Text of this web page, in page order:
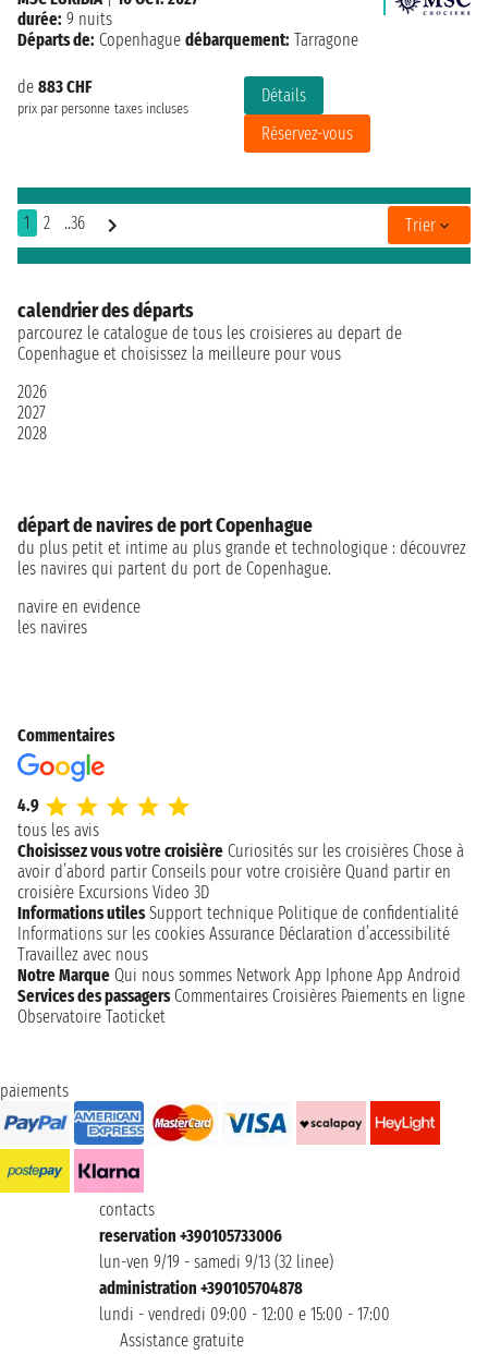
de 883 CHF
prix par personne taxes incluses
Détails
Réservez-vous
durée: 9 nuits
Départs de: Copenhague débarquement: Tarragone
1 2 ..36 Trier
calendrier des départs
parcourez le catalogue de tous les croisieres au depart de
Copenhague et choisissez la meilleure pour vous
2026
2027
2028
départ de navires de port Copenhague
du plus petit et intime au plus grande et technologique : découvrez
les navires qui partent du port de Copenhague.
navire en evidence
les navires
Commentaires
4.9
tous les avis
Choisissez vous votre croisière Curiosités sur les croisières Chose à
avoir d’abord partir Conseils pour votre croisière Quand partir en
croisière Excursions Video 3D
Informations utiles Support technique Politique de confidentialité
Informations sur les cookies Assurance Déclaration d’accessibilité
Travaillez avec nous
Notre Marque Qui nous sommes Network App Iphone App Android
Services des passagers Commentaires Croisières Paiements en ligne
Observatoire Taoticket
paiements
contacts
reservation +390105733006
lun-ven 9/19 - samedi 9/13 (32 linee)
administration +390105704878
lundi - vendredi 09:00 - 12:00 e 15:00 - 17:00
Assistance gratuite